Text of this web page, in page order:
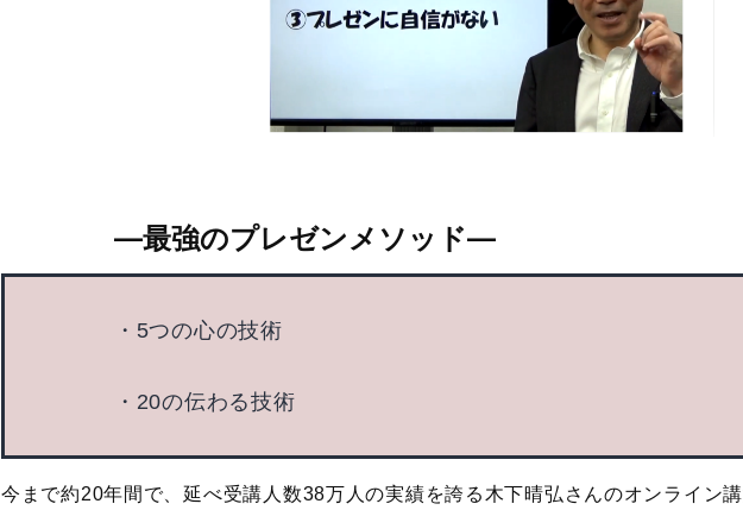
―最強のプレゼンメソッド―
・5つの心の技術
・20の伝わる技術
今まで約20年間で、延べ受講人数38万人の実績を誇る木下晴弘さんのオンライン